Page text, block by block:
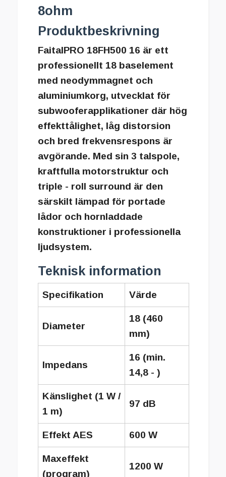
8ohm
Produktbeskrivning
FaitalPRO 18FH500 16 är ett
professionellt 18 baselement
med neodymmagnet och
aluminiumkorg, utvecklat för
subwooferapplikationer där hög
effekttålighet, låg distorsion
och bred frekvensrespons är
avgörande. Med sin 3 talspole,
kraftfulla motorstruktur och
triple - roll surround är den
särskilt lämpad för portade
lådor och hornladdade
konstruktioner i professionella
ljudsystem.
Teknisk information
Specifikation Värde
Diameter
18 (460
mm)
Impedans
16 (min.
14,8 - )
Känslighet (1 W /
1 m)
97 dB
Effekt AES 600 W
Maxeffekt
(program)
1200 W